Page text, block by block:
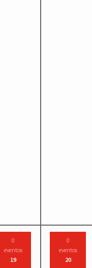
0
eventos
19
0
eventos
20